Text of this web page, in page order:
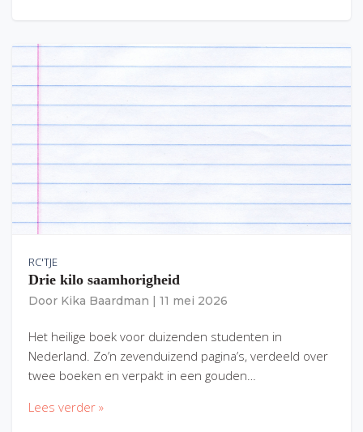
RC'TJE
Drie kilo saamhorigheid
Door Kika Baardman 11 mei 2026
Het heilige boek voor duizenden studenten in
Nederland. Zo’n zevenduizend pagina’s, verdeeld over
twee boeken en verpakt in een gouden…
Lees verder »